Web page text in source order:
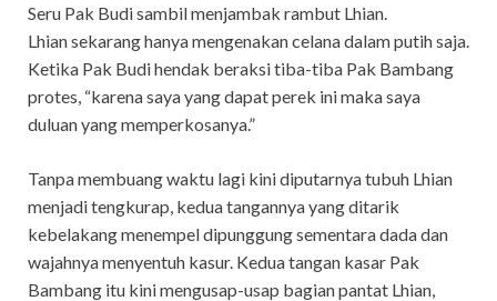
Seru Pak Budi sambil menjambak rambut Lhian.
Lhian sekarang hanya mengenakan celana dalam putih saja.
Ketika Pak Budi hendak beraksi tiba-tiba Pak Bambang
protes, “karena saya yang dapat perek ini maka saya
duluan yang memperkosanya.”
Tanpa membuang waktu lagi kini diputarnya tubuh Lhian
menjadi tengkurap, kedua tangannya yang ditarik
kebelakang menempel dipunggung sementara dada dan
wajahnya menyentuh kasur. Kedua tangan kasar Pak
Bambang itu kini mengusap-usap bagian pantat Lhian,